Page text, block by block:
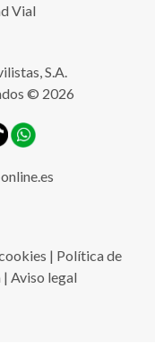
Vial
S.A.
© 2026
| Política de
| Aviso legal